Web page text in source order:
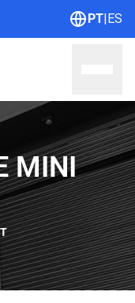
PT|ES
MINI